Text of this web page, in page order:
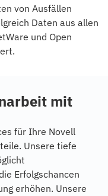
von Ausfällen
Daten aus allen
und Open
mit
für Ihre Novell
Unsere tiefe
Erfolgschancen
erhöhen. Unsere